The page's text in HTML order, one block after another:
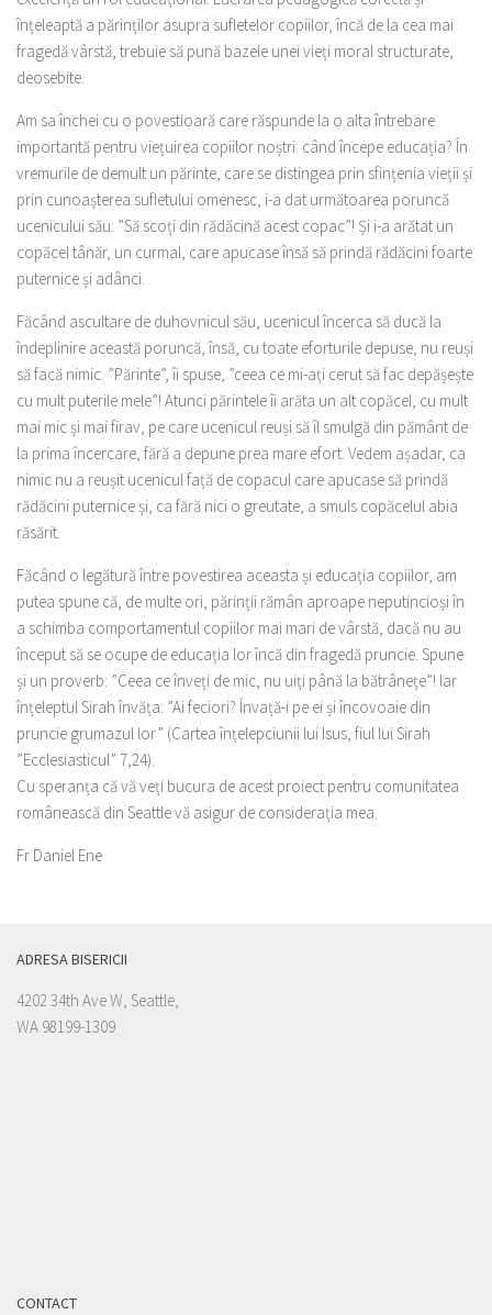
înțeleaptă a părinților asupra sufletelor copiilor, încă de la cea mai
fragedă vârstă, trebuie să pună bazele unei vieți moral structurate,
deosebite.
Am sa închei cu o povestioară care răspunde la o alta întrebare
importantă pentru viețuirea copiilor noștri: când începe educația? În
vremurile de demult un părinte, care se distingea prin sfințenia vieții și
prin cunoașterea sufletului omenesc, i-a dat următoarea poruncă
ucenicului său: ”Să scoți din rădăcină acest copac”! Și i-a arătat un
copăcel tânăr, un curmal, care apucase însă să prindă rădăcini foarte
puternice și adânci.
Făcând ascultare de duhovnicul său, ucenicul încerca să ducă la
îndeplinire această poruncă, însă, cu toate eforturile depuse, nu reuși
să facă nimic. ”Părinte”, îi spuse, ”ceea ce mi-ați cerut să fac depășește
cu mult puterile mele”! Atunci părintele îi arăta un alt copăcel, cu mult
mai mic și mai firav, pe care ucenicul reuși să îl smulgă din pământ de
la prima încercare, fără a depune prea mare efort. Vedem așadar, ca
nimic nu a reușit ucenicul față de copacul care apucase să prindă
rădăcini puternice și, ca fără nici o greutate, a smuls copăcelul abia
răsărit.
Făcând o legătură între povestirea aceasta și educația copiilor, am
putea spune că, de multe ori, părinții rămân aproape neputincioși în
a schimba comportamentul copiilor mai mari de vârstă, dacă nu au
început să se ocupe de educația lor încă din fragedă pruncie. Spune
și un proverb: ”Ceea ce înveți de mic, nu uiți până la bătrânețe”! Iar
înțeleptul Sirah învăța: ”Ai feciori? Învață-i pe ei și încovoaie din
pruncie grumazul lor” (Cartea înțelepciunii lui Isus, fiul lui Sirah
”Ecclesiasticul” 7,24).
Cu speranța că vă veți bucura de acest proiect pentru comunitatea
românească din Seattle vă asigur de considerația mea.
Fr Daniel Ene
ADRESA BISERICII
4202 34th Ave W, Seattle,
WA 98199-1309
CONTACT